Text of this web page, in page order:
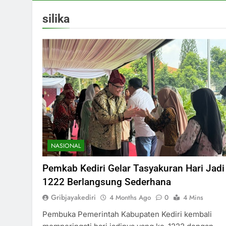
silika
NASIONAL
Pemkab Kediri Gelar Tasyakuran Hari Jadi
1222 Berlangsung Sederhana
Gribjayakediri 4 Months Ago 0
4 Mins
Pembuka Pemerintah Kabupaten Kediri kembali